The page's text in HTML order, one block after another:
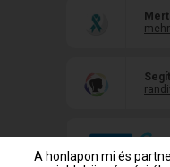
A honlapon mi és